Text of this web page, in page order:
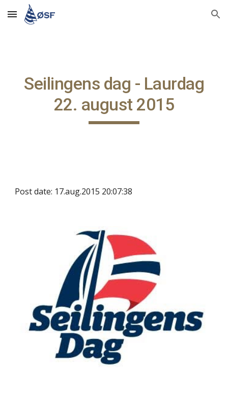
Skip to main content Skip to navigation
Seilingens dag - Laurdag
22. august 2015
Post date: 17.aug.2015 20:07:38